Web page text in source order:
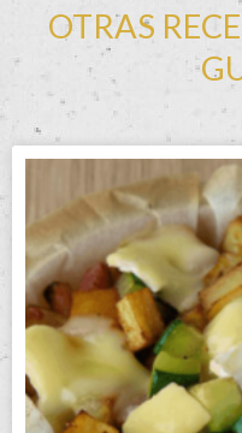
OTRAS